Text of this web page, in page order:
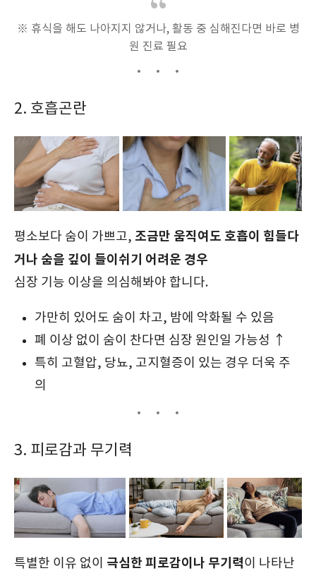
※ 휴식을 해도 나아지지 않거나, 활동 중 심해진다면 바로 병
원 진료 필요
2. 호흡곤란
평소보다 숨이 가쁘고, 조금만 움직여도 호흡이 힘들다
거나 숨을 깊이 들이쉬기 어려운 경우
심장 기능 이상을 의심해봐야 합니다.
가만히 있어도 숨이 차고, 밤에 악화될 수 있음
폐 이상 없이 숨이 찬다면 심장 원인일 가능성 ↑
특히 고혈압, 당뇨, 고지혈증이 있는 경우 더욱 주
의
3. 피로감과 무기력
특별한 이유 없이 극심한 피로감이나 무기력이 나타난